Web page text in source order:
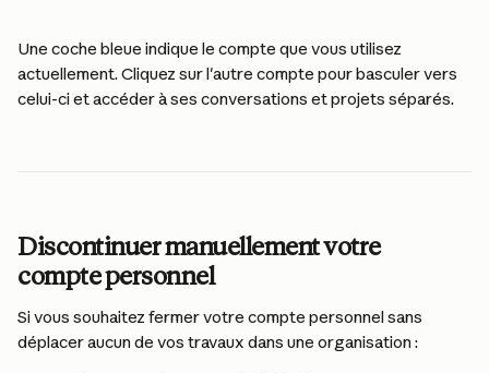
Une coche bleue indique le compte que vous utilisez
actuellement. Cliquez sur l'autre compte pour basculer vers
celui-ci et accéder à ses conversations et projets séparés.
Discontinuer manuellement votre
compte personnel
Si vous souhaitez fermer votre compte personnel sans
déplacer aucun de vos travaux dans une organisation :